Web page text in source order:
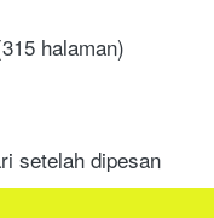
halaman)
setelah dipesan